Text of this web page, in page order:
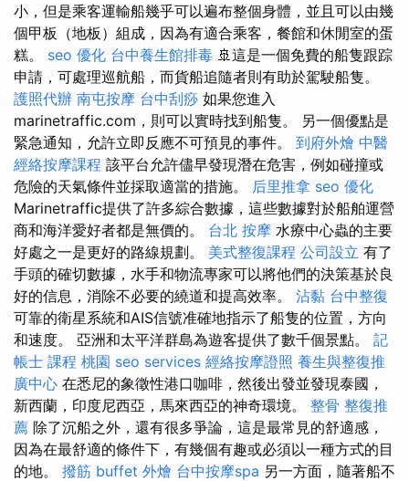
小，但是乘客運輸船幾乎可以遍布整個身體，並且可以由幾
個甲板（地板）組成，因為有適合乘客，餐館和休閒室的蛋
糕。 seo 優化 台中養生館排毒 🚢這是一個免費的船隻跟踪
申請，可處理巡航船，而貨船追隨者則有助於駕駛船隻。
護照代辦 南屯按摩 台中刮痧 如果您進入
marinetraffic.com，則可以實時找到船隻。 另一個優點是
緊急通知，允許立即反應不可預見的事件。 到府外燴 中醫
經絡按摩課程 該平台允許儘早發現潛在危害，例如碰撞或
危險的天氣條件並採取適當的措施。 后里推拿 seo 優化
Marinetraffic提供了許多綜合數據，這些數據對於船舶運營
商和海洋愛好者都是無價的。 台北 按摩 水療中心蟲的主要
好處之一是更好的路線規劃。 美式整復課程 公司設立 有了
手頭的確切數據，水手和物流專家可以將他們的決策基於良
好的信息，消除不必要的繞道和提高效率。 沾黏 台中整復
可靠的衛星系統和AIS信號准確地指示了船隻的位置，方向
和速度。 亞洲和太平洋群島為遊客提供了數千個景點。 記
帳士 課程 桃園 seo services 經絡按摩證照 養生與整復推
廣中心 在悉尼的象徵性港口咖啡，然後出發並發現泰國，
新西蘭，印度尼西亞，馬來西亞的神奇環境。 整骨 整復推
薦 除了沉船之外，還有很多爭論，這是最常見的舒適感，
因為在最舒適的條件下，有幾個有趣或必須以一種方式的目
的地。 撥筋 buffet 外燴 台中按摩spa 另一方面，隨著船不